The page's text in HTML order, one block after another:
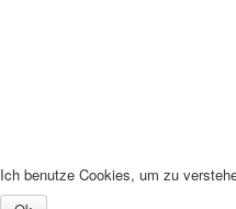
Ich benutze Cookies, um zu